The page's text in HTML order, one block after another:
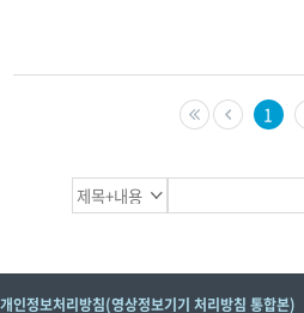
1
개인정보처리방침(영상정보기기 처리방침 통합본)